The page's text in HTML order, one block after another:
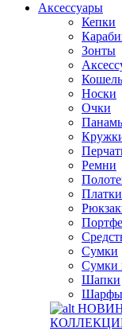
Аксессуары
Кепки
Зонты
Носки
Очки
Ремни
Платки
Сумки
Сумки
Шапки
Шарфы